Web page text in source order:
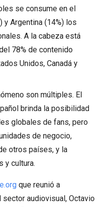
se consume en el
y Argentina (14%) los
A la cabeza está
78% de contenido
Unidos, Canadá y
son múltiples. El
brinda la posibilidad
globales de fans, pero
de negocio,
otros países, y la
y cultura.
que reunió a
audiovisual, Octavio